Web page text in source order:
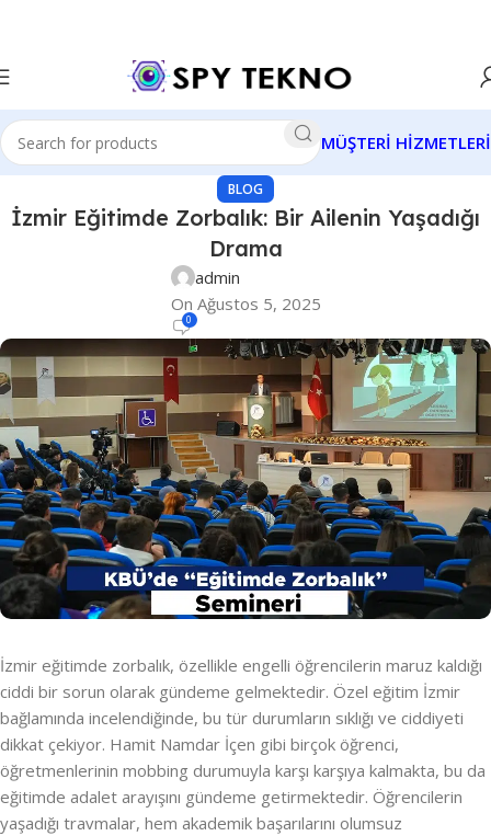
MÜŞTERİ HİZMETLERİ
BLOG
İzmir Eğitimde Zorbalık: Bir Ailenin Yaşadığı
Drama
admin
On Ağustos 5, 2025
0
İzmir eğitimde zorbalık, özellikle engelli öğrencilerin maruz kaldığı
ciddi bir sorun olarak gündeme gelmektedir. Özel eğitim İzmir
bağlamında incelendiğinde, bu tür durumların sıklığı ve ciddiyeti
dikkat çekiyor. Hamit Namdar İçen gibi birçok öğrenci,
öğretmenlerinin mobbing durumuyla karşı karşıya kalmakta, bu da
eğitimde adalet arayışını gündeme getirmektedir. Öğrencilerin
yaşadığı travmalar, hem akademik başarılarını olumsuz